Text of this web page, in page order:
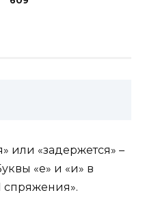
или «задержется» –
«е» и «и» в
спряжения».